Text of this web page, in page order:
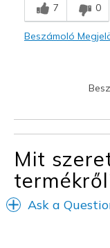
Durable
7 0
Beszámoló
Mit
Ask a